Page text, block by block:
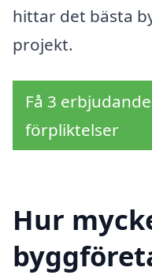
hittar det bästa
projekt.
Få 3
förpliktelser
Hur